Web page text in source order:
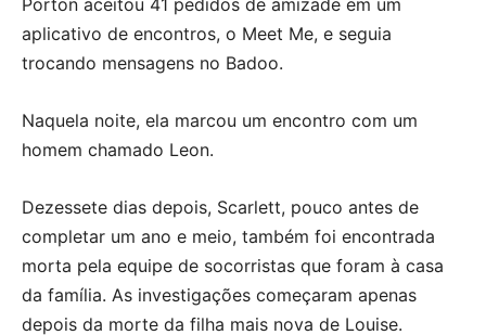
Porton aceitou 41 pedidos de amizade em um
aplicativo de encontros, o Meet Me, e seguia
trocando mensagens no Badoo.
Naquela noite, ela marcou um encontro com um
homem chamado Leon.
Dezessete dias depois, Scarlett, pouco antes de
completar um ano e meio, também foi encontrada
morta pela equipe de socorristas que foram à casa
da família. As investigações começaram apenas
depois da morte da filha mais nova de Louise.